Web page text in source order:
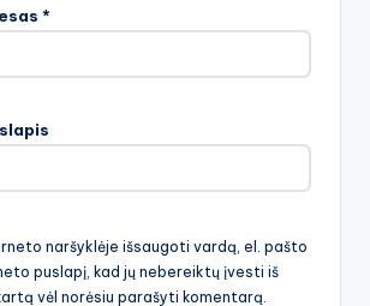
*
naršyklėje išsaugoti vardą, el. pašto
puslapį, kad jų nebereiktų įvesti iš
vėl norėsiu parašyti komentarą.